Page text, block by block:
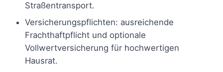
Straßentransport.
Versicherungspflichten: ausreichende
Frachthaftpflicht und optionale
Vollwertversicherung für hochwertigen
Hausrat.